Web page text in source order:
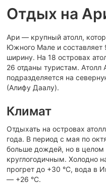
Отдых на
Ари — крупный атолл,
Южного Мале и
ширину. На 18 островах
26 отданы туристам. Атолл
подразделяется на
(Алифу Даалу).
Климат
Отдыхать на островах
года. В период с мая по
больше дождей, но в целом
круглогодичным. Холодно
прогрет до +30 °C, вода в
— +26 °C.